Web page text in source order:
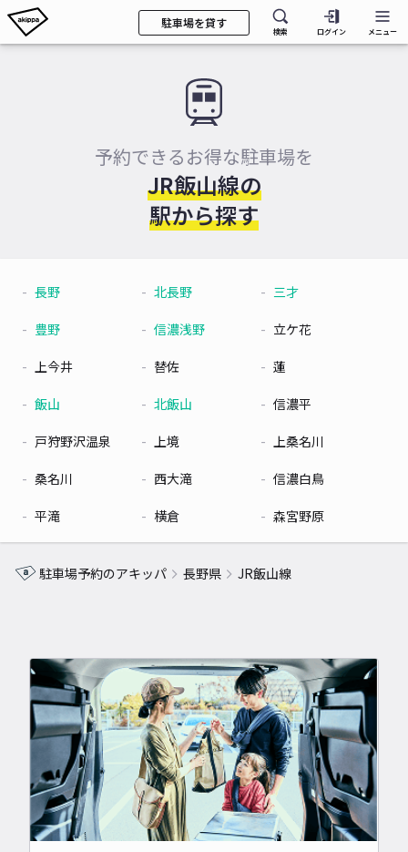
駐車場を貸す
検索 ログイン メニュー
予約できるお得な駐車場を
JR飯山線の
駅から探す
長野 北長野 三才
豊野 信濃浅野 立ケ花
上今井 替佐 蓮
飯山 北飯山 信濃平
戸狩野沢温泉 上境 上桑名川
桑名川 西大滝 信濃白鳥
平滝 横倉 森宮野原
駐車場予約のアキッパ 長野県 JR飯山線